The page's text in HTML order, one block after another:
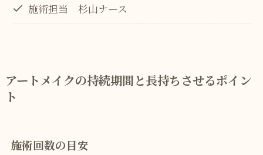
施術担当 杉山ナース
アートメイクの持続期間と長持ちさせるポイン
ト
施術回数の目安